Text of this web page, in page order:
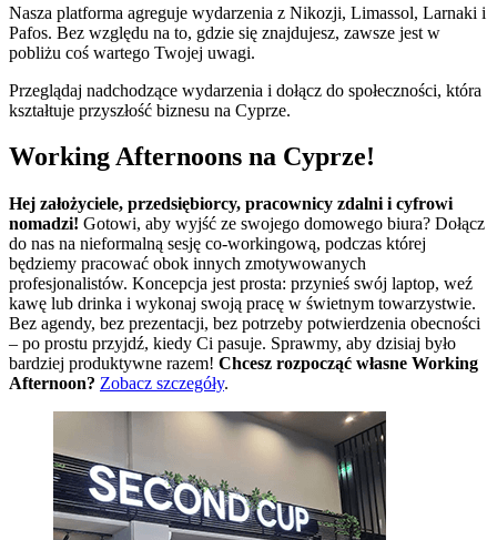
Nasza platforma agreguje wydarzenia z Nikozji, Limassol, Larnaki i
Pafos. Bez względu na to, gdzie się znajdujesz, zawsze jest w
pobliżu coś wartego Twojej uwagi.
Przeglądaj nadchodzące wydarzenia i dołącz do społeczności, która
kształtuje przyszłość biznesu na Cyprze.
Working Afternoons na Cyprze!
Hej założyciele, przedsiębiorcy, pracownicy zdalni i cyfrowi
nomadzi! Gotowi, aby wyjść ze swojego domowego biura? Dołącz
do nas na nieformalną sesję co-workingową, podczas której
będziemy pracować obok innych zmotywowanych
profesjonalistów. Koncepcja jest prosta: przynieś swój laptop, weź
kawę lub drinka i wykonaj swoją pracę w świetnym towarzystwie.
Bez agendy, bez prezentacji, bez potrzeby potwierdzenia obecności
– po prostu przyjdź, kiedy Ci pasuje. Sprawmy, aby dzisiaj było
bardziej produktywne razem! Chcesz rozpocząć własne Working
Afternoon? Zobacz szczegóły.